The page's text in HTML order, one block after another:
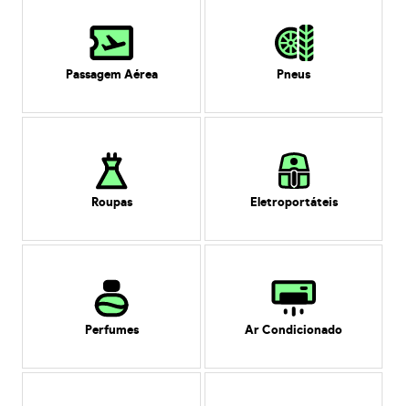
Passagem Aérea Pneus
Roupas Eletroportáteis
Perfumes Ar Condicionado